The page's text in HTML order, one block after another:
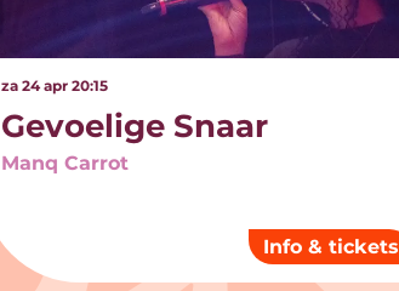
Gevoelige Snaar
Manq Carrot
za 24 apr20:15
Info & tickets